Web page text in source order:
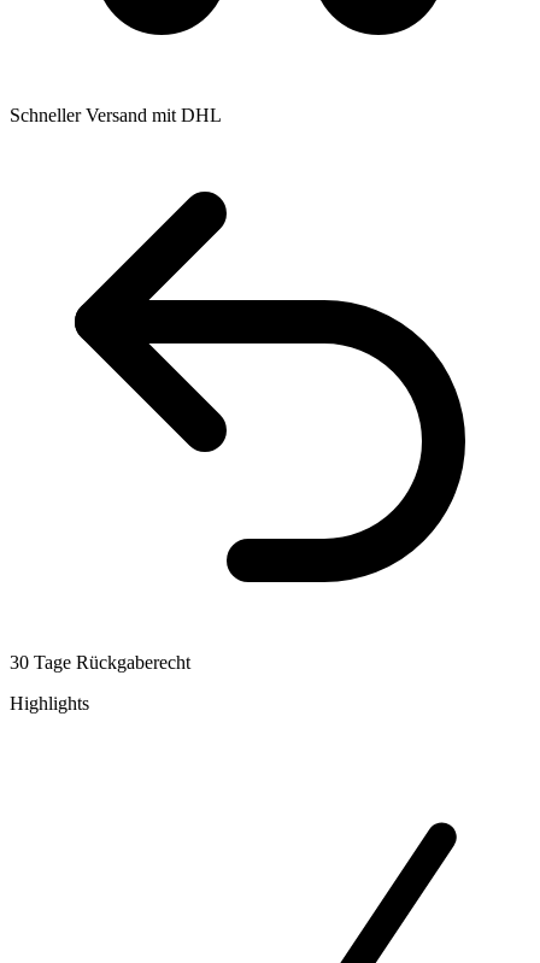
Schneller Versand mit DHL
30 Tage Rückgaberecht
Highlights